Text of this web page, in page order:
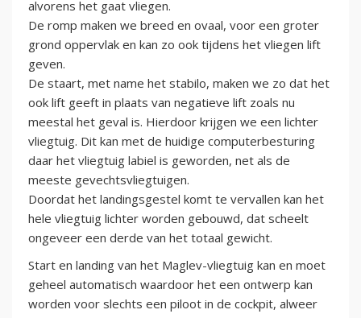
alvorens het gaat vliegen.
De romp maken we breed en ovaal, voor een groter
grond oppervlak en kan zo ook tijdens het vliegen lift
geven.
De staart, met name het stabilo, maken we zo dat het
ook lift geeft in plaats van negatieve lift zoals nu
meestal het geval is. Hierdoor krijgen we een lichter
vliegtuig. Dit kan met de huidige computerbesturing
daar het vliegtuig labiel is geworden, net als de
meeste gevechtsvliegtuigen.
Doordat het landingsgestel komt te vervallen kan het
hele vliegtuig lichter worden gebouwd, dat scheelt
ongeveer een derde van het totaal gewicht.
Start en landing van het Maglev-vliegtuig kan en moet
geheel automatisch waardoor het een ontwerp kan
worden voor slechts een piloot in de cockpit, alweer